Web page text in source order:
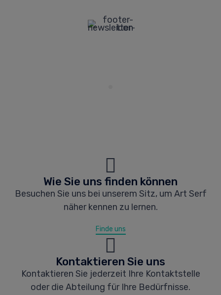
Wie Sie uns finden können
Besuchen Sie uns bei unserem Sitz, um Art Serf
näher kennen zu lernen.
Finde uns
Kontaktieren Sie uns
Kontaktieren Sie jederzeit Ihre Kontaktstelle
oder die Abteilung für Ihre Bedürfnisse.